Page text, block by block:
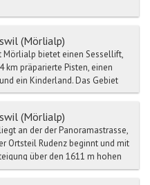
(Mörlialp)
Mörlialp bietet einen Sessellift,
km präparierte Pisten, einen
ein Kinderland. Das Gebiet
(Mörlialp)
an der der Panoramastrasse,
Ortsteil Rudenz beginnt und mit
über den 1611 m hohen